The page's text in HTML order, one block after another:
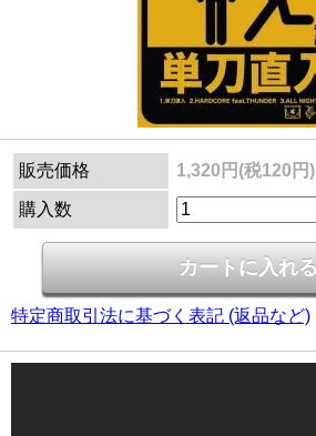
販売価格 1,320円(税120円)
購入数
特定商取引法に基づく表記 (返品など)